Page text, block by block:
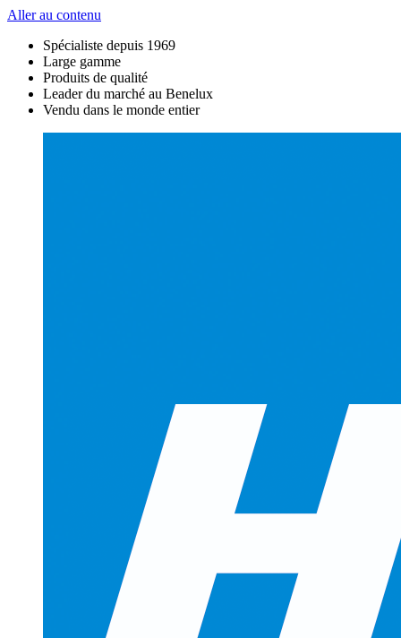
Aller au contenu
Spécialiste depuis 1969
Large gamme
Produits de qualité
Leader du marché au Benelux
Vendu dans le monde entier